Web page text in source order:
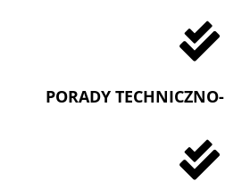

PORADY
